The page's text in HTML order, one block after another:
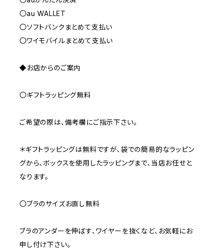
〇au WALLET
〇ソフトバンクまとめて支払い
〇ワイモバイルまとめて支払い
◆お店からのご案内
〇ギフトラッピング無料
ご希望の際は、備考欄にご指示下さい。
＊ギフトラッピングは無料ですが、袋での簡易的なラッピン
グから、ボックスを使用したラッピングまで、当店お任せと
なります。
〇ブラのサイズお直し無料
ブラのアンダーを伸ばす、ワイヤーを抜くなど、お気軽にお
申し付け下さい。